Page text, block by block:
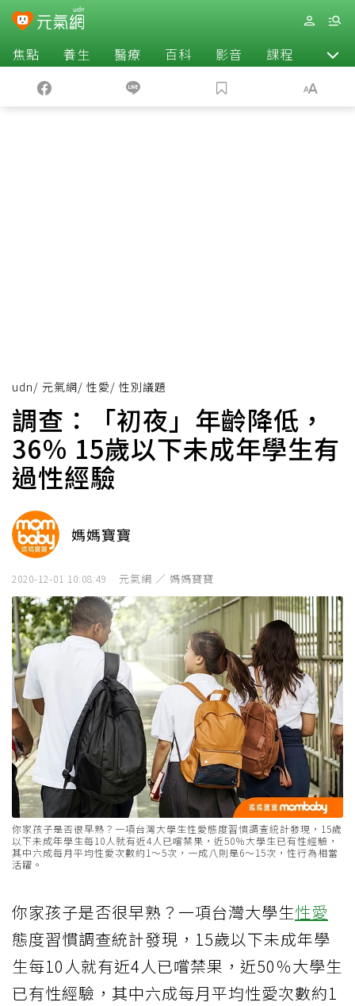
焦點 養生 醫療 百科 影音 課程 退休
udn/ 元氣網/ 性愛/ 性別議題
調查：「初夜」年齡降低，
36％ 15歲以下未成年學生有
過性經驗
媽媽寶寶
2020-12-01 10:08:49 元氣網 ／ 媽媽寶寶
你家孩子是否很早熟？一項台灣大學生性愛態度習慣調查統計發現，15歲
以下未成年學生每10人就有近4人已嚐禁果，近50％大學生已有性經驗，
其中六成每月平均性愛次數約1～5次，一成八則是6～15次，性行為相當
活躍。
你家孩子是否很早熟？一項台灣大學生性愛
態度習慣調查統計發現，15歲以下未成年學
生每10人就有近4人已嚐禁果，近50％大學生
已有性經驗，其中六成每月平均性愛次數約1